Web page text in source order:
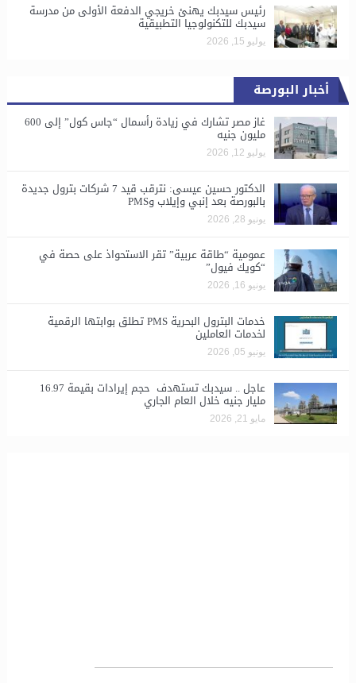
رئيس سيدبك يهنئ خريجي الدفعة الأولى من مدرسة
سيدبك للتكنولوجيا التطبيقية
يوليو 15, 2026
أخبار البورصة
غاز مصر تشارك في زيادة رأسمال “جاس كول” إلى 600
مليون جنيه
يوليو 12, 2026
الدكتور حسين عيسى: نترقب قيد 7 شركات بترول جديدة
بالبورصة بعد إنبي وإيلاب وPMS
يونيو 28, 2026
​عمومية “طاقة عربية” تقر الاستحواذ على حصة في
“كويك فيول”
يونيو 16, 2026
خدمات البترول البحرية PMS تطلق بوابتها الرقمية
لخدمات العاملين
يونيو 05, 2026
عاجل .. سيدبك تستهدف حجم إيرادات بقيمة 16.97
مليار جنيه خلال العام الجاري
مايو 21, 2026